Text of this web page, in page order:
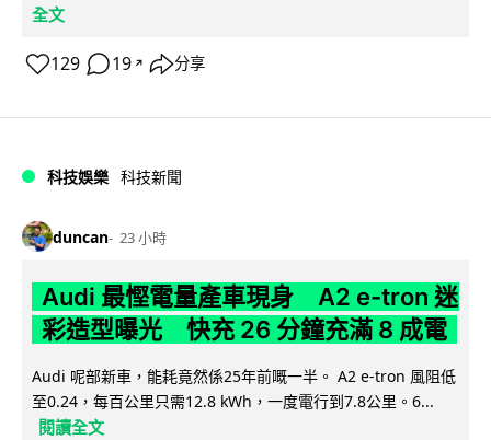
全文
129 19 ↗ 分享
科技娛樂 科技新聞
duncan 23 小時
Audi 最慳電量產車現身 A2 e-tron 迷
彩造型曝光 快充 26 分鐘充滿 8 成電
Audi 呢部新車，能耗竟然係25年前嘅一半。 A2 e-tron 風阻低
至0.24，每百公里只需12.8 kWh，一度電行到7.8公里。6...
閱讀全文